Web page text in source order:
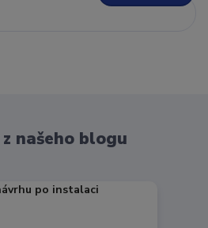
našeho blogu